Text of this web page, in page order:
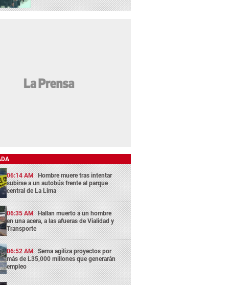
06:14 AM Hombre muere tras intentar
subirse a un autobús frente al parque
central de La Lima
06:35 AM Hallan muerto a un hombre
en una acera, a las afueras de Vialidad y
Transporte
06:52 AM Serna agiliza proyectos por
más de L35,000 millones que generarán
empleo